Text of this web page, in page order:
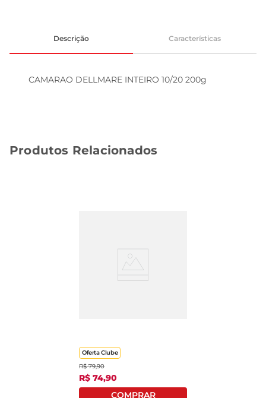
Descrição Características
CAMARAO DELLMARE INTEIRO 10/20 200g
Produtos Relacionados
Oferta Clube
R$ 79,90
R$ 74,90